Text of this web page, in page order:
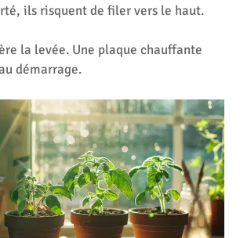
ils risquent de filer vers le haut.
la levée. Une plaque chauffante
démarrage.